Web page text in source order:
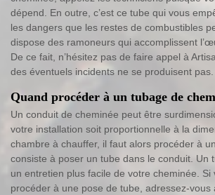
dépend. En outre, c’est ce tube qui vous
les dangers que les restes de combustibles
dispose des ramoneurs qui accomplissent
De ce fait, n’hésitez pas de faire appel à
des éventuels incidents ne se produisent pas.
Quand procéder à un tubage de
Un conduit de cheminée peut être
votre installation soit proportionnelle à la
chambre à chauffer, il faut alors procéder à
consiste à poser un tube dans le conduit. Un
un entretien plus facile de votre cheminée. Si
procéder à une pose de tube, adressez-vous